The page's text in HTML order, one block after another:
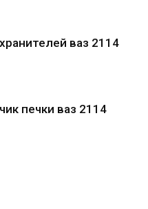
ваз 2114
печки ваз 2114